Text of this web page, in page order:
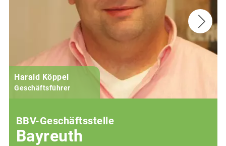
Harald Köppel
Geschäftsführer
BBV-Geschäftsstelle
Bayreuth